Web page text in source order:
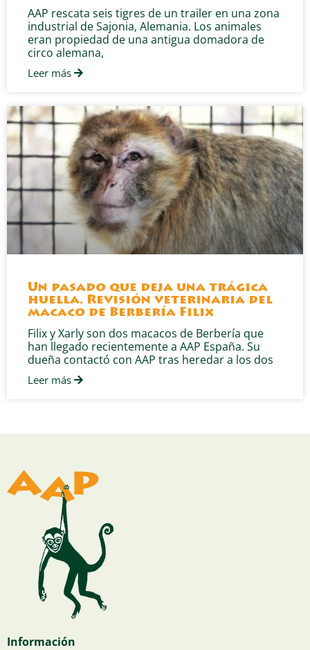
AAP rescata seis tigres de un trailer en una zona
industrial de Sajonia, Alemania. Los animales
eran propiedad de una antigua domadora de
circo alemana,
Leer más
Un pasado que deja una trágica
huella. Revisión veterinaria del
macaco de Berbería Filix
Filix y Xarly son dos macacos de Berbería que
han llegado recientemente a AAP España. Su
dueña contactó con AAP tras heredar a los dos
Leer más
Información